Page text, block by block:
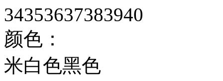
34353637383940
颜色：
米白色黑色